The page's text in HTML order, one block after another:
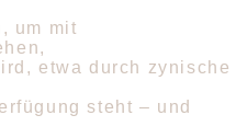
um mit
etwa durch zynische
steht – und